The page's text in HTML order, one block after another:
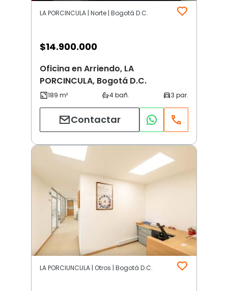
LA PORCINCULA | Norte | Bogotá D.C.
$14.900.000
Oficina en Arriendo, LA
PORCINCULA, Bogotá D.C.
Contactar
LA PORCIUNCULA | Otros | Bogotá D.C.